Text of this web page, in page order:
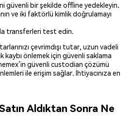
güvenli bir şekilde offline yedekleyin.
ve iki faktörlü kimlik doğrulamayı
transferleri test edin.
çevrimdışı tutar, uzun vadeli
kaybı önlemek için güvenli saklama
güvenli custodian çözümü
ile erişim sağlar. İhtiyacınıza en
Aldıktan Sonra Ne